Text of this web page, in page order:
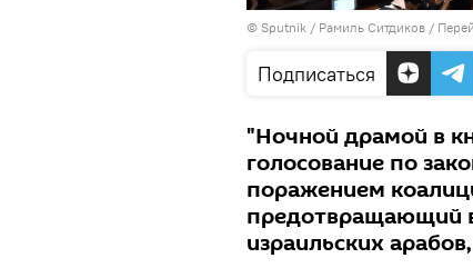
© Sputnik / Рамиль Ситдиков /
Подписаться
"Ночной драмой в
голосование по
поражением
предотвращающий
израильских